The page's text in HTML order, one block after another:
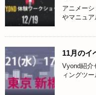
アニメー
やマニュア
11月の
Vyond紹介
ィングツ